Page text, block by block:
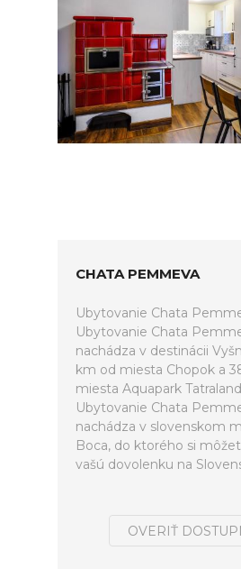
CHATA PEMMEVA
Ubytovanie Chata
Ubytovanie Chata
nachádza v destinácii
km od miesta Chopok a
miesta Aquapark
Ubytovanie Chata
nachádza v slovenskom
Boca, do ktorého si
vašú dovolenku na
OVERIŤ